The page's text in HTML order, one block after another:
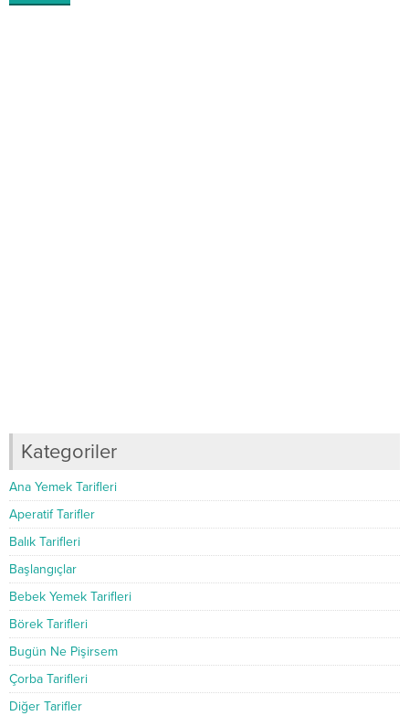
Kategoriler
Ana Yemek Tarifleri
Aperatif Tarifler
Balık Tarifleri
Başlangıçlar
Bebek Yemek Tarifleri
Börek Tarifleri
Bugün Ne Pişirsem
Çorba Tarifleri
Diğer Tarifler